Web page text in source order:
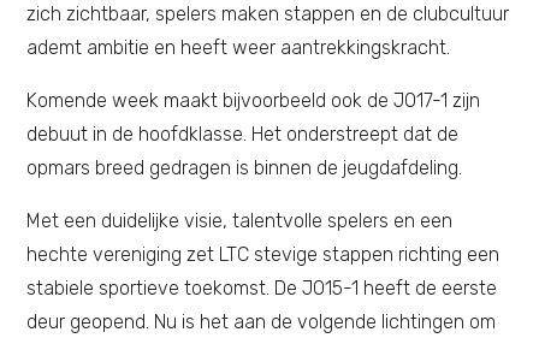
zich zichtbaar, spelers maken stappen en de clubcultuur
ademt ambitie en heeft weer aantrekkingskracht.
Komende week maakt bijvoorbeeld ook de JO17-1 zijn
debuut in de hoofdklasse. Het onderstreept dat de
opmars breed gedragen is binnen de jeugdafdeling.
Met een duidelijke visie, talentvolle spelers en een
hechte vereniging zet LTC stevige stappen richting een
stabiele sportieve toekomst. De JO15-1 heeft de eerste
deur geopend. Nu is het aan de volgende lichtingen om